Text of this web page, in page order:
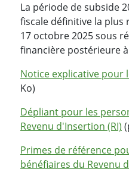
La période de subside
fiscale définitive la plus
17 octobre 2025 sous
financière postérieure
Notice explicative pour
Ko)
Dépliant pour les
Revenu d'Insertion (RI)
Primes de référence
bénéfiaires du Revenu